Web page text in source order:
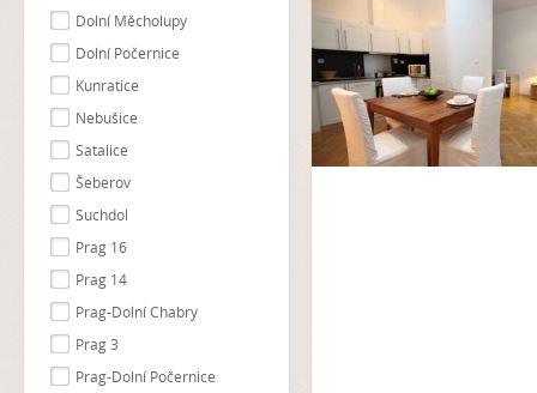
Dolní Měcholupy
Dolní Počernice
Kunratice
Nebušice
Satalice
Šeberov
Suchdol
Prag 16
Prag 14
Prag-Dolní Chabry
Prag 3
Prag-Dolní Počernice